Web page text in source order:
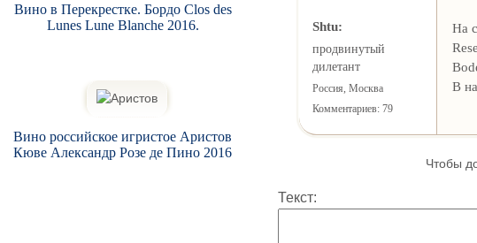
Shtu:
продвинутый
дилетант
Россия, Москва
Комментариев: 79
На
В
Чтобы
Текст:
Вино в Перекрестке. Бордо Clos des
Lunes Lune Blanche 2016.
Вино российское игристое Аристов
Кюве Александр Розе де Пино 2016